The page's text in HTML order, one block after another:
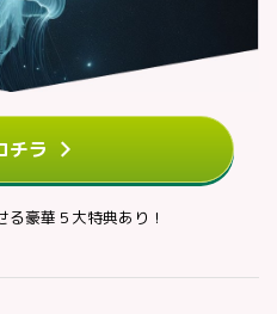
チラ
豪華５大特典あり！